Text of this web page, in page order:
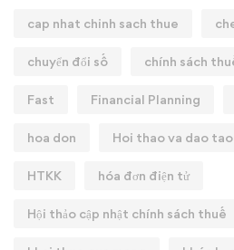
cap nhat chinh sach thue
chuyển đổi số chính sách
Fast Financial Planning
hoa don Hoi thao va dao tao
HTKK hóa đơn điện tử
Hội thảo cập nhật chính sách thuế